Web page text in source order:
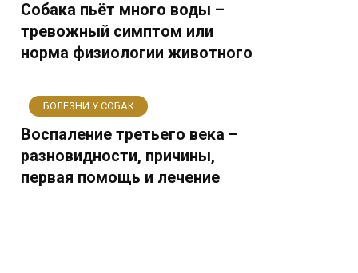
Собака пьёт много воды –
тревожный симптом или
норма физиологии животного
БОЛЕЗНИ У СОБАК
Воспаление третьего века –
разновидности, причины,
первая помощь и лечение